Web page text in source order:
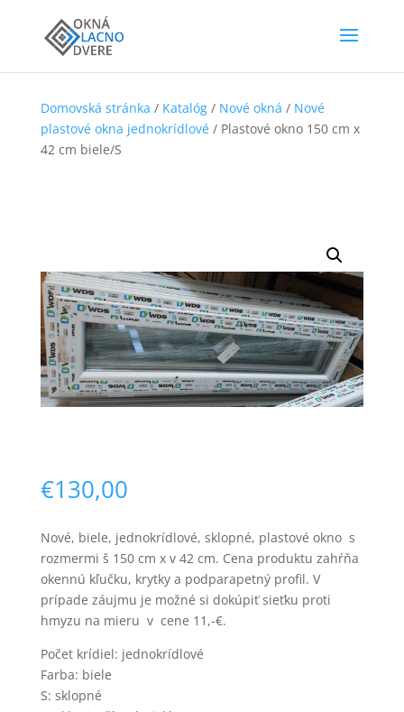
Domovská stránka / Katalóg/ Nové okná / Nové
plastové okna jednokrídlové/ Plastové okno 150 cm x
42 cm biele/S
€130,00
Nové, biele, jednokrídlové, sklopné, plastové okno s
rozmermi š 150 cm x v 42 cm. Cena produktu zahŕňa
okennú kľučku, krytky a podparapetný profil. V
prípade záujmu je možné si dokúpiť sieťku proti
hmyzu na mieru v cene 11,-€.
Počet krídiel: jednokrídlové
Farba: biele
S: sklopné
Nevyhnutné
Tieto súbory
cookie nie sú